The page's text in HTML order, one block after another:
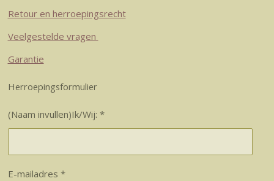
Retour en herroepingsrecht
Veelgestelde vragen
Garantie
Herroepingsformulier
(Naam invullen)Ik/Wij: *
E-mailadres *